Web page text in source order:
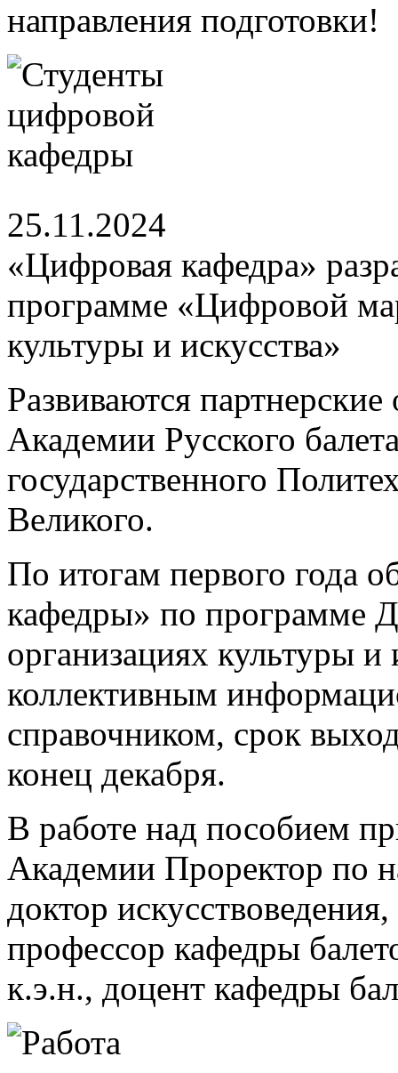
направления подготовки!
25.11.2024
«Цифровая кафедра»
программе «Цифровой
культуры и искусства»
Развиваются
Академии Русского
государственного
Великого.
По итогам первого года
кафедры» по программе
организациях культуры и
коллективным
справочником, срок
конец декабря.
В работе над пособием
Академии Проректор по
доктор
профессор кафедры
к.э.н., доцент кафедры